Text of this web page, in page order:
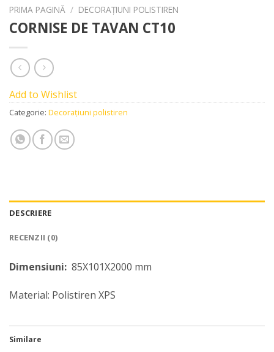
PRIMA PAGINĂ / DECORAȚIUNI POLISTIREN
CORNISE DE TAVAN CT10
Add to Wishlist
Categorie: Decorațiuni polistiren
DESCRIERE
RECENZII (0)
Dimensiuni: 85X101X2000 mm
Material: Polistiren XPS
Similare